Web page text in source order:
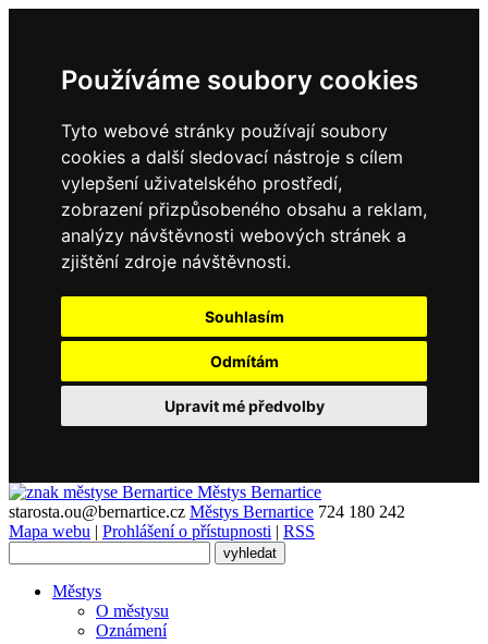
Používáme soubory cookies
Tyto webové stránky používají soubory
cookies a další sledovací nástroje s cílem
vylepšení uživatelského prostředí,
zobrazení přizpůsobeného obsahu a reklam,
analýzy návštěvnosti webových stránek a
zjištění zdroje návštěvnosti.
Souhlasím
Odmítám
Upravit mé předvolby
Městys Bernartice
starosta.ou@bernartice.cz Městys Bernartice 724 180 242
Mapa webu | Prohlášení o přístupnosti | RSS
Městys
O městysu
Oznámení